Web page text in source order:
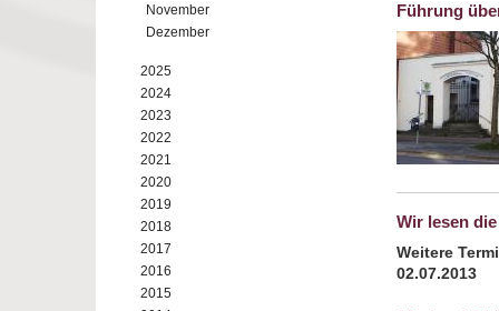
November
Dezember
2025
2024
2023
2022
2021
2020
2019
2018
2017
2016
2015
Führung
Wir lesen
Weitere
02.07.2013